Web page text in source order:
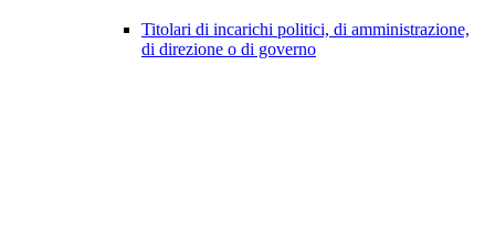
Titolari di incarichi politici, di amministrazione,
di direzione o di governo